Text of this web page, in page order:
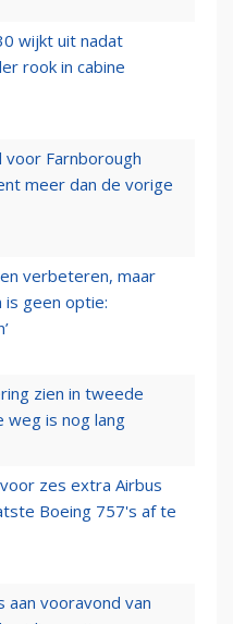
wijkt uit nadat
rook in cabine
Farnborough
meer dan de vorige
verbeteren, maar
is geen optie:
zien in tweede
weg is nog lang
zes extra Airbus
Boeing 757's af te
aan vooravond van